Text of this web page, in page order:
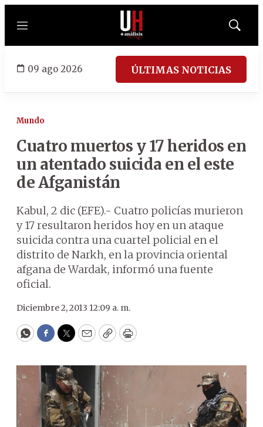
Menú
Mostrar
09 ago 2026 ÚLTIMAS NOTICIAS
Mundo
Cuatro muertos y 17 heridos en
un atentado suicida en el este
de Afganistán
Kabul, 2 dic (EFE).- Cuatro policías murieron
y 17 resultaron heridos hoy en un ataque
suicida contra una cuartel policial en el
distrito de Narkh, en la provincia oriental
afgana de Wardak, informó una fuente
oficial.
Diciembre 2, 2013 12:09 a. m.
WhatsApp
Facebook
Twitter
EmailCopyPrint